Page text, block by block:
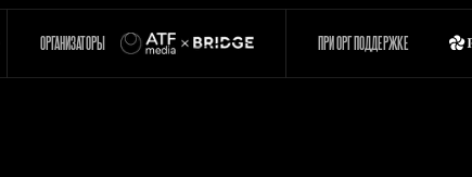
ОРГАНИЗАТОРЫ ПРИ ОРГ ПОДДЕРЖКЕ